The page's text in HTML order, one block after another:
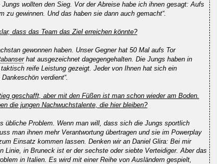
Jungs wollten den Sieg. Vor der Abreise habe ich ihnen gesagt: Aufs
zu gewinnen. Und das haben sie dann auch gemacht“.
dass das Team das Ziel erreichen könnte?
gewonnen haben. Unser Gegner hat 50 Mal aufs Tor
hat ausgezeichnet dagegengehalten. Die Jungs haben in
reife Leistung gezeigt. Jeder von Ihnen hat sich ein
verdient“.
geschafft, aber mit den Füßen ist man schon wieder am Boden.
die jungen Nachwuchstalente, die hier bleiben?
übliche Problem. Wenn man will, dass sich die Jungs sportlich
man ihnen mehr Verantwortung übertragen und sie im Powerplay
Einsatz kommen lassen. Denken wir an Daniel Glira: Bei mir
Linie, in Bruneck ist er der sechste oder siebte Verteidiger. Aber das
in Italien. Es wird mit einer Reihe von Ausländern gespielt,